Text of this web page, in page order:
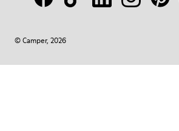
© Camper, 2026